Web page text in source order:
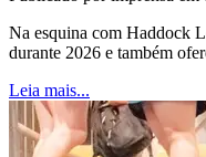
Na esquina com Haddock
durante 2026 e também
Leia mais...